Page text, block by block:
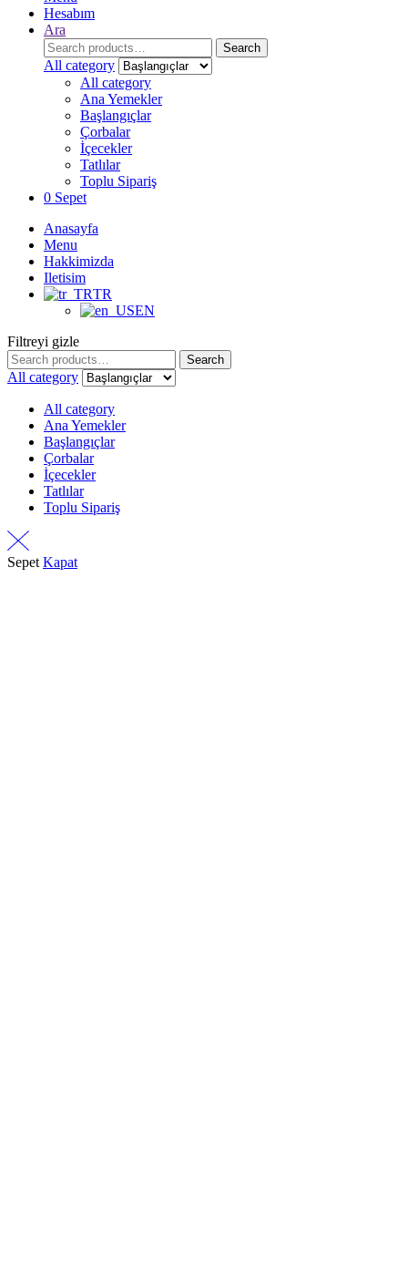
Hesabım
Ara
Search
for:
Search
All category
All category
Ana Yemekler
Başlangıçlar
Çorbalar
İçecekler
Tatlılar
Toplu Sipariş
0 Sepet
Anasayfa
Menu
Hakkimizda
Iletisim
TR
EN
Filtreyi gizle
Search
for:
Search
All category
All category
Ana Yemekler
Başlangıçlar
Çorbalar
İçecekler
Tatlılar
Toplu Sipariş
Sepet Kapat